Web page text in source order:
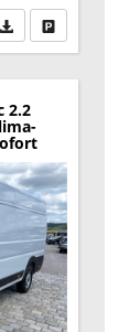
Sie an
PDF-Datei,Drucken,
2.2